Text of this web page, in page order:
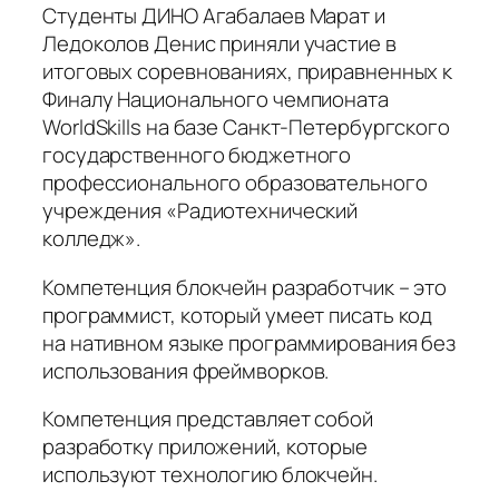
Студенты ДИНО Агабалаев Марат и
Ледоколов Денис приняли участие в
итоговых соревнованиях, приравненных к
Финалу Национального чемпионата
WorldSkills на базе Санкт-Петербургского
государственного бюджетного
профессионального образовательного
учреждения «Радиотехнический
колледж».
Компетенция блокчейн разработчик – это
программист, который умеет писать код
на нативном языке программирования без
использования фреймворков.
Компетенция представляет собой
разработку приложений, которые
используют технологию блокчейн.